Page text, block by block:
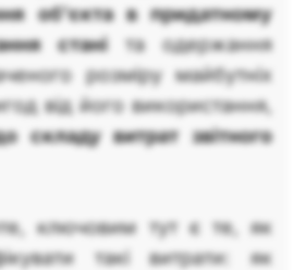
об'єкта в придатному
станіта одержання
розміру майбутніх
від його використання,
складу витрат звітного
ключовим тут є те, як
такі витрати: як